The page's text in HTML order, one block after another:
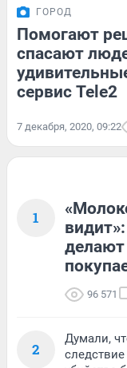
ГОРОД
Помогают
спасают
сервис Tele2
7 декабря, 2020, 09:22
1
96 571
2
Думали,